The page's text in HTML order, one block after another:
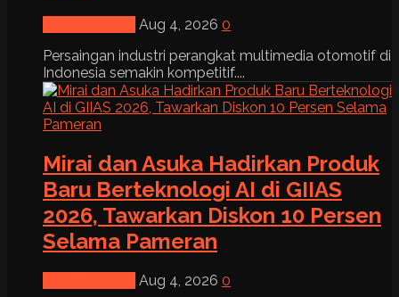
Aug 4, 2026 0
Persaingan industri perangkat multimedia otomotif di
Indonesia semakin kompetitif....
Mirai dan Asuka Hadirkan Produk
Baru Berteknologi AI di GIIAS
2026, Tawarkan Diskon 10 Persen
Selama Pameran
Aug 4, 2026 0